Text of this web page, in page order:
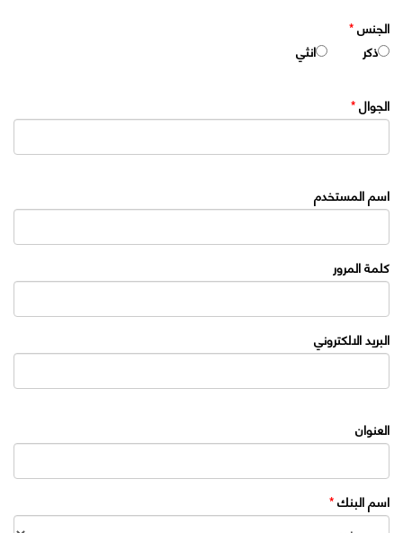
الجنس *
ذكر
انثي
الجوال *
اسم المستخدم
كلمة المرور
البريد الالكتروني
العنوان
اسم البنك *